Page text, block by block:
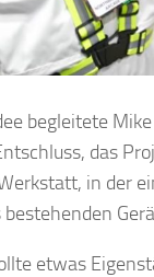
begleitete
das
in der
bestehenden
etwas